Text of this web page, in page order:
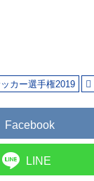
カー選手権2019
Facebook
LINE